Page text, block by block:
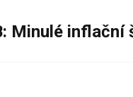
Minulé